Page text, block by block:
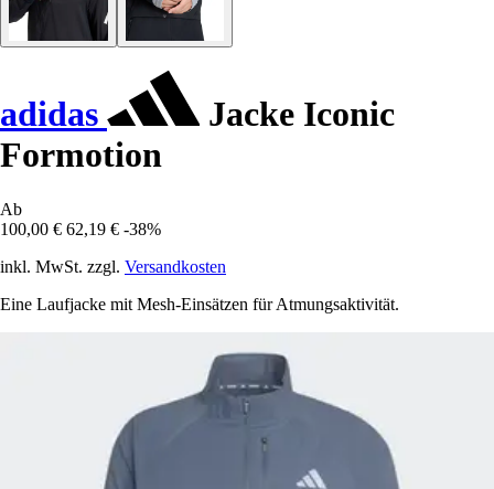
adidas
Jacke Iconic
Formotion
Ab
100,00 € 62,19 € -38%
inkl. MwSt. zzgl. Versandkosten
Eine Laufjacke mit Mesh-Einsätzen für Atmungsaktivität.